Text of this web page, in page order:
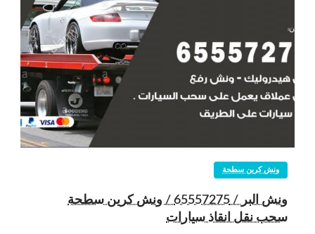
ونش كرين سطحة
ونش البر / 65557275 / ونش كرين سطحة
سحب نقل انقاذ سيارات